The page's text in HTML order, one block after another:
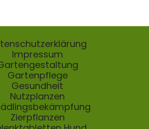
Impressum
Gartenpflege
Gesundheit
Nutzplanzen
Zierpflanzen